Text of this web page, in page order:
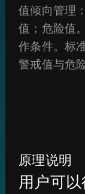
值倾向管理
值；危险值
作条件。标
警戒值与危险
原理说明
用户可